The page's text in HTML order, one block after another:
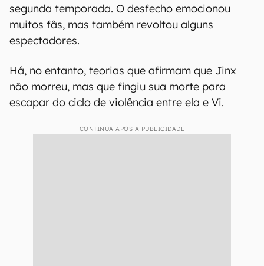
segunda temporada. O desfecho emocionou
muitos fãs, mas também revoltou alguns
espectadores.
Há, no entanto, teorias que afirmam que Jinx
não morreu, mas que fingiu sua morte para
escapar do ciclo de violência entre ela e Vi.
CONTINUA APÓS A PUBLICIDADE